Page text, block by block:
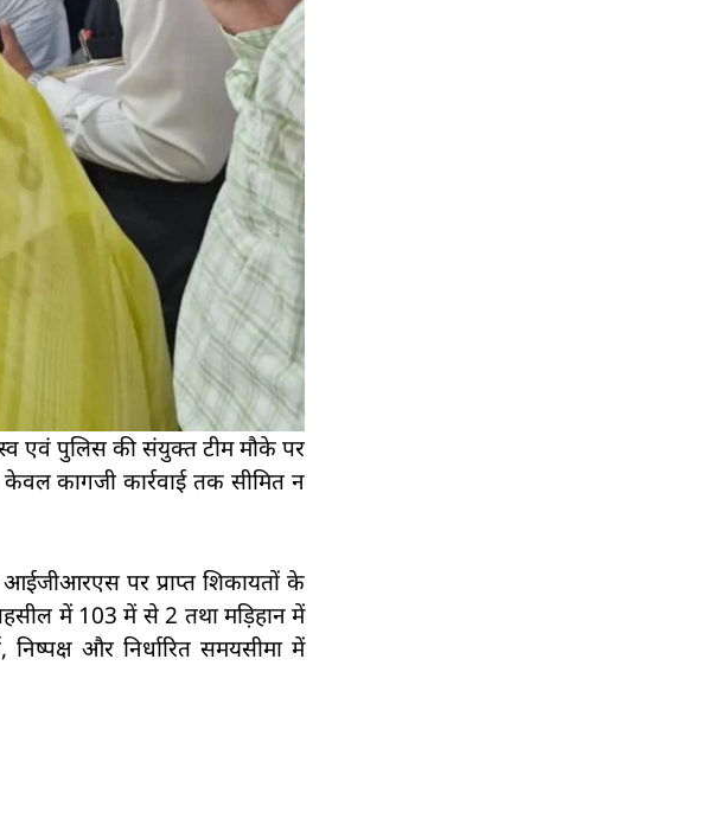
एवं पुलिस की संयुक्त टीम मौके पर
कागजी कार्रवाई तक सीमित न
आईजीआरएस पर प्राप्त शिकायतों के
में 103 में से 2 तथा मड़िहान में
और निर्धारित समयसीमा में